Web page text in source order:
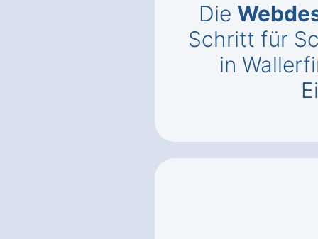
Die
Schritt für
in